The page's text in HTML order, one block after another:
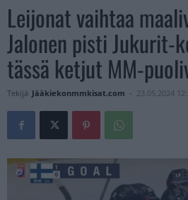
Leijonat vaihtaa
Jalonen pisti Jukurit-
tässä ketjut MM-
Tekijä Jääkiekonmmkisat.com - 23.05.2024